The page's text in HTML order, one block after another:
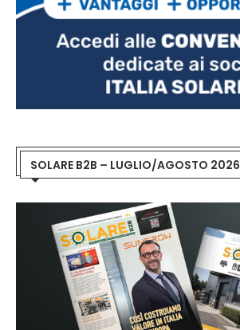
SOLARE B2B – LUGLIO/AGOSTO 2026